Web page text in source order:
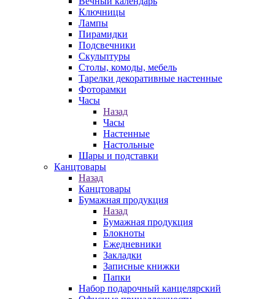
Ключницы
Лампы
Пирамидки
Подсвечники
Скульптуры
Столы, комоды, мебель
Тарелки декоративные настенные
Фоторамки
Часы
Назад
Часы
Настенные
Настольные
Шары и подставки
Канцтовары
Назад
Канцтовары
Бумажная продукция
Назад
Бумажная продукция
Блокноты
Ежедневники
Закладки
Записные книжки
Папки
Набор подарочный канцелярский